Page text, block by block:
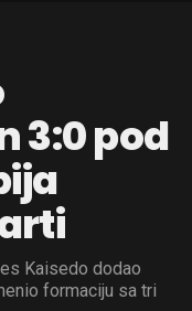
3:0 pod
Kaisedo dodao
formaciju sa tri